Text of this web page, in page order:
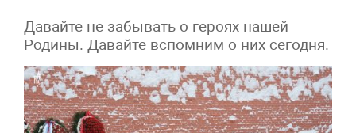
Давайте не забывать о героях нашей
Родины. Давайте вспомним о них сегодня.